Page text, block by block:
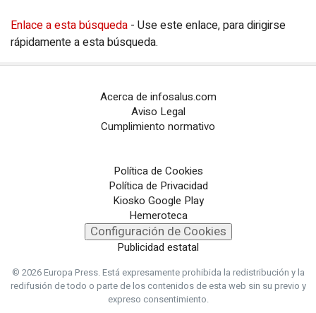
Enlace a esta búsqueda - Use este enlace, para dirigirse
rápidamente a esta búsqueda.
Acerca de infosalus.com
Aviso Legal
Cumplimiento normativo
Política de Cookies
Política de Privacidad
Kiosko Google Play
Hemeroteca
Configuración de Cookies
Publicidad estatal
© 2026 Europa Press.Está expresamente prohibida la redistribución y la
redifusión de todo o parte de los contenidos de esta web sin su previo y
expreso consentimiento.